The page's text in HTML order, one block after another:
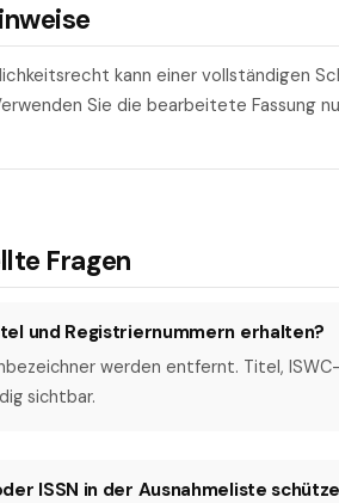
kann einer vollständigen
Sie die bearbeitete Fassung
Fragen
und Registriernummern erhalten?
werden entfernt. Titel,
sichtbar.
ISSN in der Ausnahmeliste